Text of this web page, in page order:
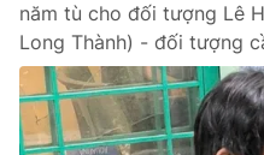
Photo
Video
năm tù cho đối tượng Lê
Long Thành) - đối tượng